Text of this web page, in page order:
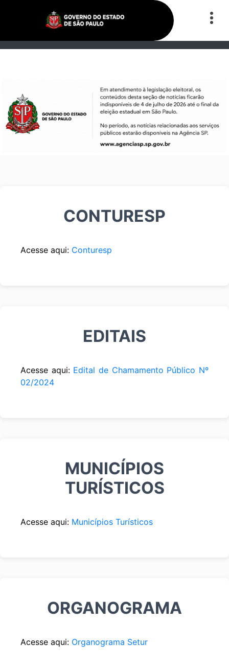
CONTURESP
Acesse aqui: Conturesp
EDITAIS
Acesse aqui: Edital de Chamamento Público Nº
02/2024
MUNICÍPIOS
TURÍSTICOS
Acesse aqui: Municípios Turísticos
ORGANOGRAMA
Acesse aqui: Organograma Setur